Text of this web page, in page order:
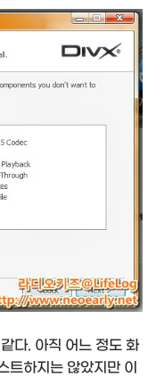
다. 아직 어느 정도 화
하지는 않았지만 이